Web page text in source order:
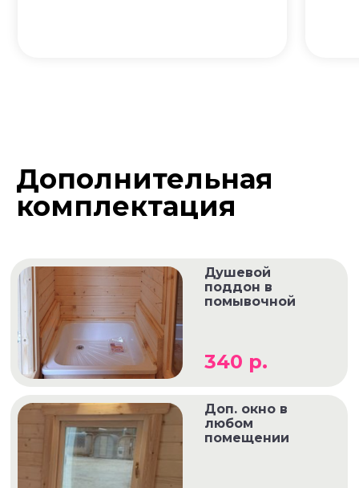
Дополнительная
комплектация
Доп. окно в
любом
помещении
340 р.
Душевой
поддон в
помывочной